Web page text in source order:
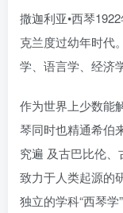
撒迦利亚•西琴
克兰度过幼年时代
学、语言学、经济
作为世界上少数能
琴同时也精通希伯
究遍 及古巴比伦
致力于人类起源的
独立的学科“西琴学”